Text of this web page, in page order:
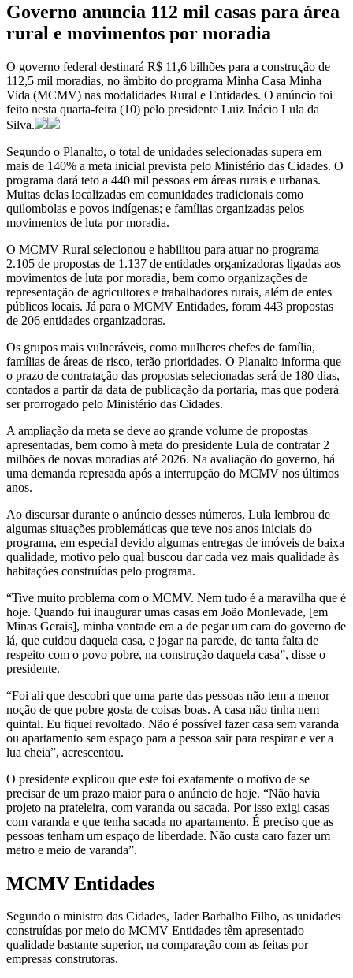
Governo anuncia 112 mil casas para área
rural e movimentos por moradia
O governo federal destinará R$ 11,6 bilhões para a construção de
112,5 mil moradias, no âmbito do programa Minha Casa Minha
Vida (MCMV) nas modalidades Rural e Entidades. O anúncio foi
feito nesta quarta-feira (10) pelo presidente Luiz Inácio Lula da
Silva.
Segundo o Planalto, o total de unidades selecionadas supera em
mais de 140% a meta inicial prevista pelo Ministério das Cidades. O
programa dará teto a 440 mil pessoas em áreas rurais e urbanas.
Muitas delas localizadas em comunidades tradicionais como
quilombolas e povos indígenas; e famílias organizadas pelos
movimentos de luta por moradia.
O MCMV Rural selecionou e habilitou para atuar no programa
2.105 de propostas de 1.137 de entidades organizadoras ligadas aos
movimentos de luta por moradia, bem como organizações de
representação de agricultores e trabalhadores rurais, além de entes
públicos locais. Já para o MCMV Entidades, foram 443 propostas
de 206 entidades organizadoras.
Os grupos mais vulneráveis, como mulheres chefes de família,
famílias de áreas de risco, terão prioridades. O Planalto informa que
o prazo de contratação das propostas selecionadas será de 180 dias,
contados a partir da data de publicação da portaria, mas que poderá
ser prorrogado pelo Ministério das Cidades.
A ampliação da meta se deve ao grande volume de propostas
apresentadas, bem como à meta do presidente Lula de contratar 2
milhões de novas moradias até 2026. Na avaliação do governo, há
uma demanda represada após a interrupção do MCMV nos últimos
anos.
Ao discursar durante o anúncio desses números, Lula lembrou de
algumas situações problemáticas que teve nos anos iniciais do
programa, em especial devido algumas entregas de imóveis de baixa
qualidade, motivo pelo qual buscou dar cada vez mais qualidade às
habitações construídas pelo programa.
“Tive muito problema com o MCMV. Nem tudo é a maravilha que é
hoje. Quando fui inaugurar umas casas em João Monlevade, [em
Minas Gerais], minha vontade era a de pegar um cara do governo de
lá, que cuidou daquela casa, e jogar na parede, de tanta falta de
respeito com o povo pobre, na construção daquela casa”, disse o
presidente.
“Foi ali que descobri que uma parte das pessoas não tem a menor
noção de que pobre gosta de coisas boas. A casa não tinha nem
quintal. Eu fiquei revoltado. Não é possível fazer casa sem varanda
ou apartamento sem espaço para a pessoa sair para respirar e ver a
lua cheia”, acrescentou.
O presidente explicou que este foi exatamente o motivo de se
precisar de um prazo maior para o anúncio de hoje. “Não havia
projeto na prateleira, com varanda ou sacada. Por isso exigi casas
com varanda e que tenha sacada no apartamento. É preciso que as
pessoas tenham um espaço de liberdade. Não custa caro fazer um
metro e meio de varanda”.
MCMV Entidades
Segundo o ministro das Cidades, Jader Barbalho Filho, as unidades
construídas por meio do MCMV Entidades têm apresentado
qualidade bastante superior, na comparação com as feitas por
empresas construtoras.